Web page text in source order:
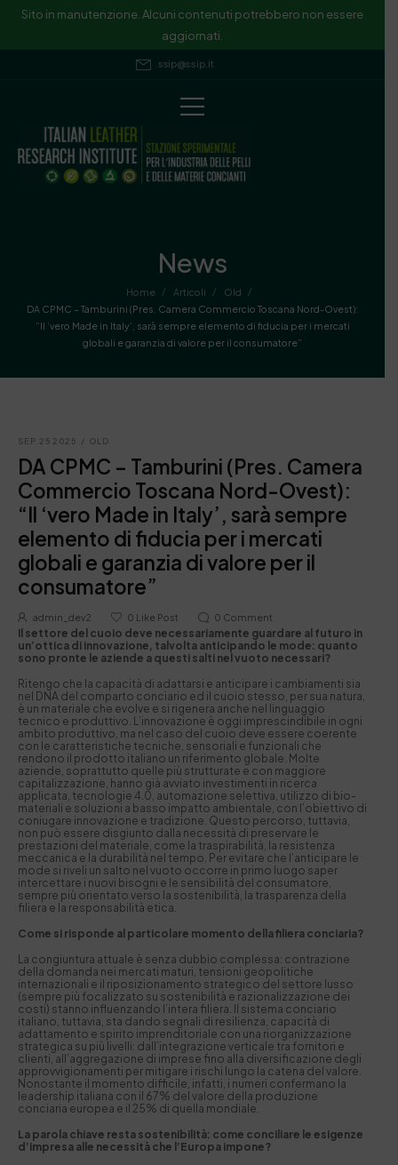
Sito in manutenzione. Alcuni contenuti potrebbero non essere
aggiornati.
ssip@ssip.it
News
Home / Articoli / Old
/
DA CPMC – Tamburini (Pres. Camera Commercio Toscana Nord-Ovest):
“Il ‘vero Made in Italy’, sarà sempre elemento di fiducia per i mercati
globali e garanzia di valore per il consumatore”
SEP 25 2025 / OLD
DA CPMC – Tamburini (Pres. Camera
Commercio Toscana Nord-Ovest):
“Il ‘vero Made in Italy’, sarà sempre
elemento di fiducia per i mercati
globali e garanzia di valore per il
consumatore”
admin_dev2 0 Like Post 0 Comment
Il settore del cuoio deve necessariamente guardare al futuro in
un’ottica di innovazione, talvolta anticipando le mode: quanto
sono pronte le aziende a questi salti nel vuoto necessari?
Ritengo che la capacità di adattarsi e anticipare i cambiamenti sia
nel DNA del comparto conciario ed il cuoio stesso, per sua natura,
è un materiale che evolve e si rigenera anche nel linguaggio
tecnico e produttivo. L’innovazione è oggi imprescindibile in ogni
ambito produttivo, ma nel caso del cuoio deve essere coerente
con le caratteristiche tecniche, sensoriali e funzionali che
rendono il prodotto italiano un riferimento globale. Molte
aziende, soprattutto quelle più strutturate e con maggiore
capitalizzazione, hanno già avviato investimenti in ricerca
applicata, tecnologie 4.0, automazione selettiva, utilizzo di bio-
materiali e soluzioni a basso impatto ambientale, con l’obiettivo di
coniugare innovazione e tradizione. Questo percorso, tuttavia,
non può essere disgiunto dalla necessità di preservare le
prestazioni del materiale, come la traspirabilità, la resistenza
meccanica e la durabilità nel tempo. Per evitare che l’anticipare le
mode si riveli un salto nel vuoto occorre in primo luogo saper
intercettare i nuovi bisogni e le sensibilità del consumatore,
sempre più orientato verso la sostenibilità, la trasparenza della
filiera e la responsabilità etica.
Come si risponde al particolare momento della filiera conciaria?
La congiuntura attuale è senza dubbio complessa: contrazione
della domanda nei mercati maturi, tensioni geopolitiche
internazionali e il riposizionamento strategico del settore lusso
(sempre più focalizzato su sostenibilità e razionalizzazione dei
costi) stanno influenzando l’intera filiera. Il sistema conciario
italiano, tuttavia, sta dando segnali di resilienza, capacità di
adattamento e spirito imprenditoriale con una riorganizzazione
strategica su più livelli: dall’integrazione verticale tra fornitori e
clienti, all’aggregazione di imprese fino alla diversificazione degli
approvvigionamenti per mitigare i rischi lungo la catena del valore.
Nonostante il momento difficile, infatti, i numeri confermano la
leadership italiana con il 67% del valore della produzione
conciaria europea e il 25% di quella mondiale.
La parola chiave resta sostenibilità: come conciliare le esigenze
d’impresa alle necessità che l’Europa impone?